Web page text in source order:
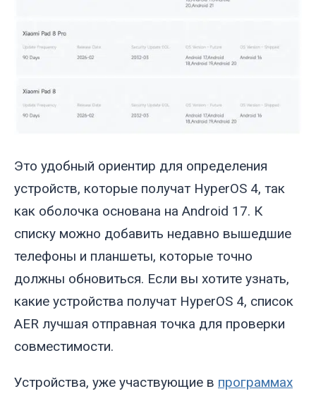
Это удобный ориентир для определения
устройств, которые получат HyperOS 4, так
как оболочка основана на Android 17. К
списку можно добавить недавно вышедшие
телефоны и планшеты, которые точно
должны обновиться. Если вы хотите узнать,
какие устройства получат HyperOS 4, список
AER лучшая отправная точка для проверки
совместимости.
Устройства, уже участвующие в программах